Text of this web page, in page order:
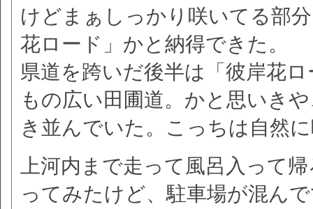
けどまぁしっかり咲いてる部
花ロード」かと納得できた。
県道を跨いだ後半は「彼岸花
もの広い田圃道。かと思いき
き並んでいた。こっちは自然
上河内まで走って風呂入って
ってみたけど、駐車場が混ん